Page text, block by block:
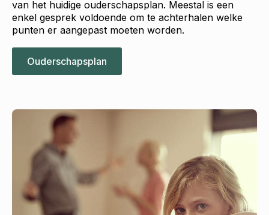
van het huidige ouderschapsplan. Meestal is een
enkel gesprek voldoende om te achterhalen welke
punten er aangepast moeten worden.
Ouderschapsplan